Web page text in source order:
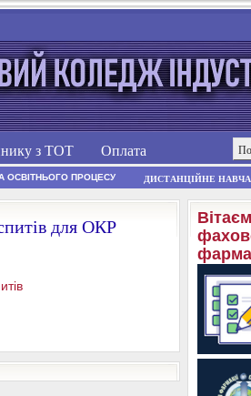
з ТОТ Оплата
ОСВІТНЬОГО ПРОЦЕСУ ДИСТАНЦІЙНЕ
для ОКР